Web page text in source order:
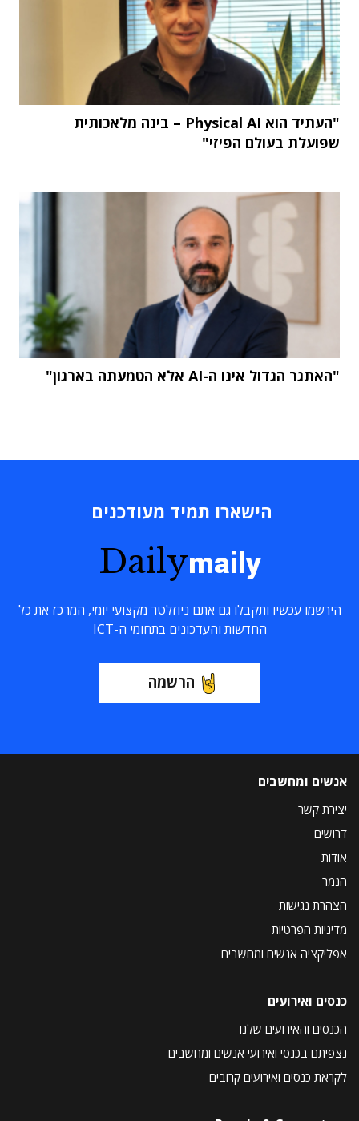
"העתיד הוא Physical AI – בינה מלאכותית
שפועלת בעולם הפיזי"
"האתגר הגדול אינו ה-AI אלא הטמעתה בארגון"
הישארו תמיד מעודכנים
Dailymaily
הירשמו עכשיו ותקבלו גם אתם ניוזלטר מקצועי יומי, המרכז את כל
החדשות והעדכונים בתחומי ה-ICT
הרשמה
אנשים ומחשבים
יצירת קשר
דרושים
אודות
הנמר
הצהרת נגישות
מדיניות הפרטיות
אפליקציה אנשים ומחשבים
כנסים ואירועים
הכנסים והאירועים שלנו
נצפיתם בכנסי ואירועי אנשים ומחשבים
לקראת כנסים ואירועים קרובים